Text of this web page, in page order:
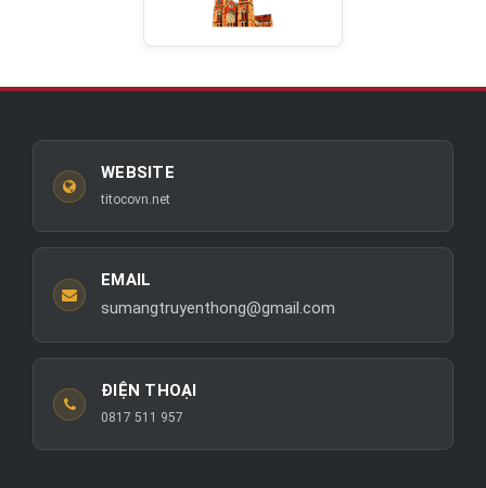
WEBSITE
titocovn.net
EMAIL
sumangtruyenthong@gmail.com
ĐIỆN THOẠI
0817 511 957